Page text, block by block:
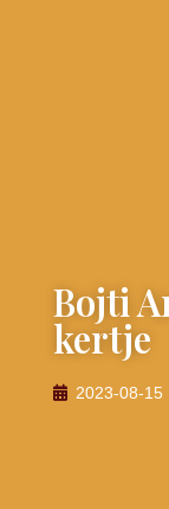
Bojti
kertje
2023-08-15